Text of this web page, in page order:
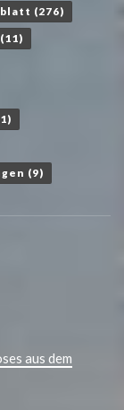
(276)
(11)
(9)
aus dem